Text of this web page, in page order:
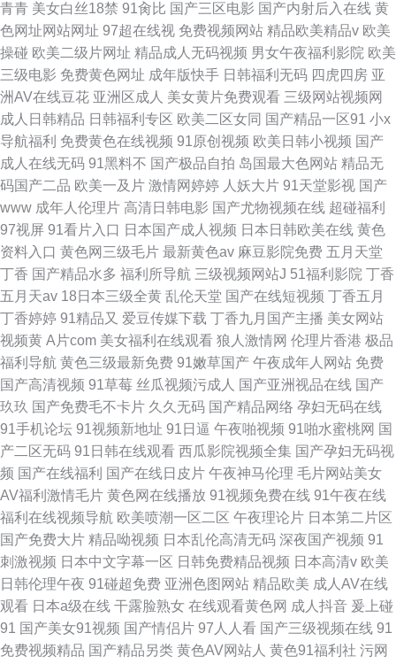
青青 美女白丝18禁 91肏比 国产三区电影 国产内射后入在线 黄
色网址网站网址 97超在线视 免费视频网站 精品欧美精品v 欧美
操碰 欧美二级片网址 精品成人无码视频 男女午夜福利影院 欧美
三级电影 免费黄色网址 成年版快手 日韩福利无码 四虎四房 亚
洲AV在线豆花 亚洲区成人 美女黄片免费观看 三级网站视频网
成人日韩精品 日韩福利专区 欧美二区女同 国产精品一区91 小x
导航福利 免费黄色在线视频 91原创视频 欧美日韩小视频 国产
成人在线无码 91黑料不 国产极品自拍 岛国最大色网站 精品无
码国产二品 欧美一及片 激情网婷婷 人妖大片 91天堂影视 国产
www 成年人伦理片 高清日韩电影 国产尤物视频在线 超碰福利
97视屏 91看片入口 日本国产成人视频 日本日韩欧美在线 黄色
资料入口 黄色网三级毛片 最新黄色av 麻豆影院免费 五月天堂
丁香 国产精品水多 福利所导航 三级视频网站J 51福利影院 丁香
五月天av 18日本三级全黄 乱伦天堂 国产在线短视频 丁香五月
丁香婷婷 91精品又 爱豆传媒下载 丁香九月国产主播 美女网站
视频黄 A片com 美女福利在线观看 狼人激情网 伦理片香港 极品
福利导航 黄色三级最新免费 91嫩草国产 午夜成年人网站 免费
国产高清视频 91草莓 丝瓜视频污成人 国产亚洲视品在线 国产
玖玖 国产免费毛不卡片 久久无码 国产精品网络 孕妇无码在线
91手机论坛 91视频新地址 91日逼 午夜啪视频 91啪水蜜桃网 国
产二区无码 91日韩在线观看 西瓜影院视频全集 国产孕妇无码视
频 国产在线福利 国产在线日皮片 午夜神马伦理 毛片网站美女
AV福利激情毛片 黄色网在线播放 91视频免费在线 91午夜在线
福利在线视频导航 欧美喷潮一区二区 午夜理论片 日本第二片区
国产免费大片 精品呦视频 日本乱伦高清无码 深夜国产视频 91
刺激视频 日本中文字幕一区 日韩免费精品视频 日本高清v 欧美
日韩伦理午夜 91碰超免费 亚洲色图网站 精品欧美 成人AV在线
观看 日本a级在线 干露脸熟女 在线观看黄色网 成人抖音 爰上碰
91 国产美女91视频 国产情侣片 97人人看 国产三级视频在线 91
免费视频精品 国产精品另类 黄色AV网站人 黄色91福利社 污网